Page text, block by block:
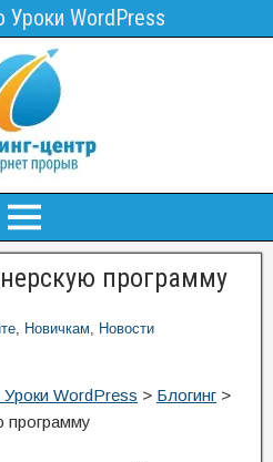
Уроки WordPress
программу
, Новичкам, Новости
WordPress > Блогинг >
программу